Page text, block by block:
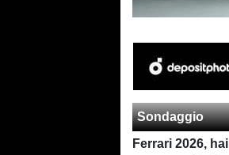
Sondaggio
Ferrari 2026, hai